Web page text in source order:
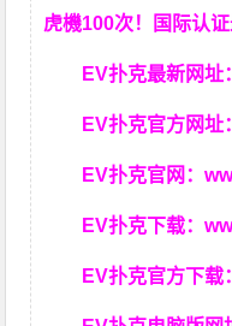
虎機100次！国际认证
EV扑克最新网址
EV扑克官方网址
EV扑克官网：
EV扑克下载：
EV扑克官方下载